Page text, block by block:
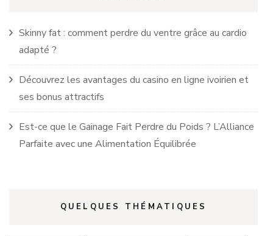
Skinny fat : comment perdre du ventre grâce au cardio
adapté ?
Découvrez les avantages du casino en ligne ivoirien et
ses bonus attractifs
Est-ce que le Gainage Fait Perdre du Poids ? L’Alliance
Parfaite avec une Alimentation Équilibrée
QUELQUES THÉMATIQUES